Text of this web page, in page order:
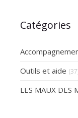
Catégories
Outils et aide
LES MAUX DES